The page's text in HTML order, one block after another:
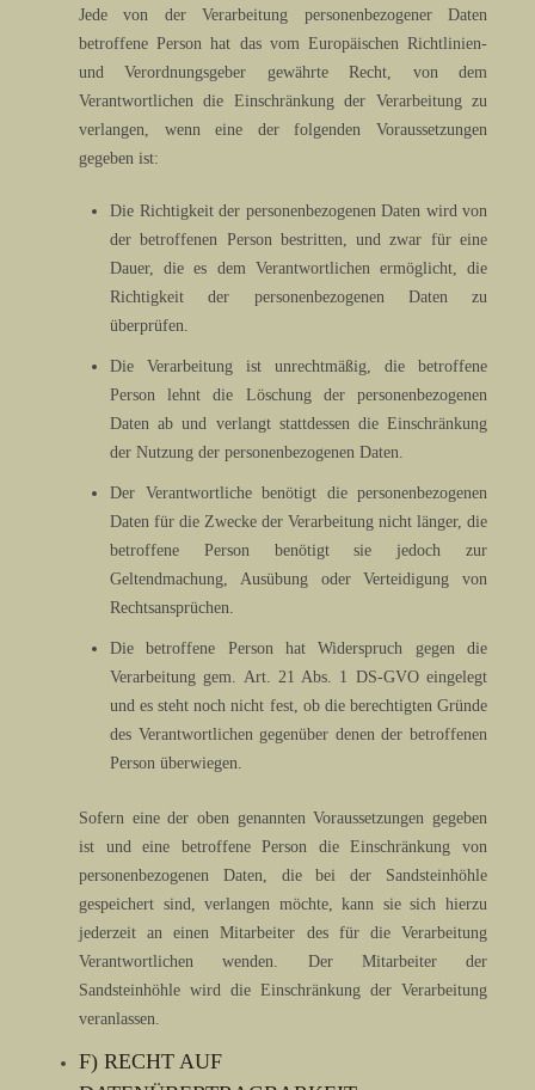
Jede von der Verarbeitung personenbezogener Daten
betroffene Person hat das vom Europäischen Richtlinien-
und Verordnungsgeber gewährte Recht, von dem
Verantwortlichen die Einschränkung der Verarbeitung zu
verlangen, wenn eine der folgenden Voraussetzungen
gegeben ist:
Die Richtigkeit der personenbezogenen Daten wird von
der betroffenen Person bestritten, und zwar für eine
Dauer, die es dem Verantwortlichen ermöglicht, die
Richtigkeit der personenbezogenen Daten zu
überprüfen.
Die Verarbeitung ist unrechtmäßig, die betroffene
Person lehnt die Löschung der personenbezogenen
Daten ab und verlangt stattdessen die Einschränkung
der Nutzung der personenbezogenen Daten.
Der Verantwortliche benötigt die personenbezogenen
Daten für die Zwecke der Verarbeitung nicht länger, die
betroffene Person benötigt sie jedoch zur
Geltendmachung, Ausübung oder Verteidigung von
Rechtsansprüchen.
Die betroffene Person hat Widerspruch gegen die
Verarbeitung gem. Art. 21 Abs. 1 DS-GVO eingelegt
und es steht noch nicht fest, ob die berechtigten Gründe
des Verantwortlichen gegenüber denen der betroffenen
Person überwiegen.
Sofern eine der oben genannten Voraussetzungen gegeben
ist und eine betroffene Person die Einschränkung von
personenbezogenen Daten, die bei der Sandsteinhöhle
gespeichert sind, verlangen möchte, kann sie sich hierzu
jederzeit an einen Mitarbeiter des für die Verarbeitung
Verantwortlichen wenden. Der Mitarbeiter der
Sandsteinhöhle wird die Einschränkung der Verarbeitung
veranlassen.
F) RECHT AUF